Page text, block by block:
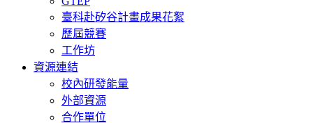
臺科赴矽谷計畫成果花絮
歷屆競賽
工作坊
資源連結
校內研發能量
外部資源
合作單位